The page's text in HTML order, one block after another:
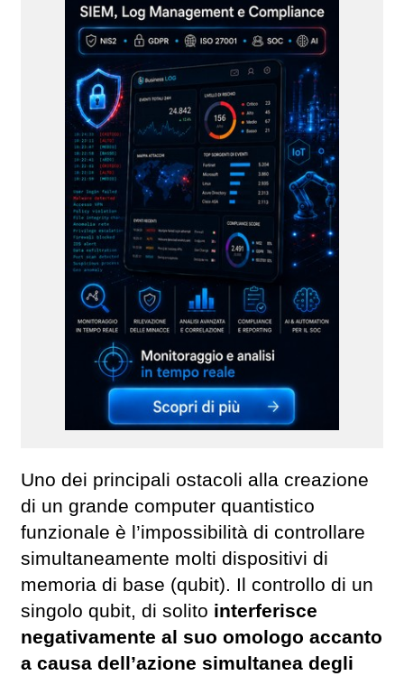
Uno dei principali ostacoli alla creazione
di un grande computer quantistico
funzionale è l’impossibilità di controllare
simultaneamente molti dispositivi di
memoria di base (qubit). Il controllo di un
singolo qubit, di solito interferisce
negativamente al suo omologo accanto
a causa dell’azione simultanea degli